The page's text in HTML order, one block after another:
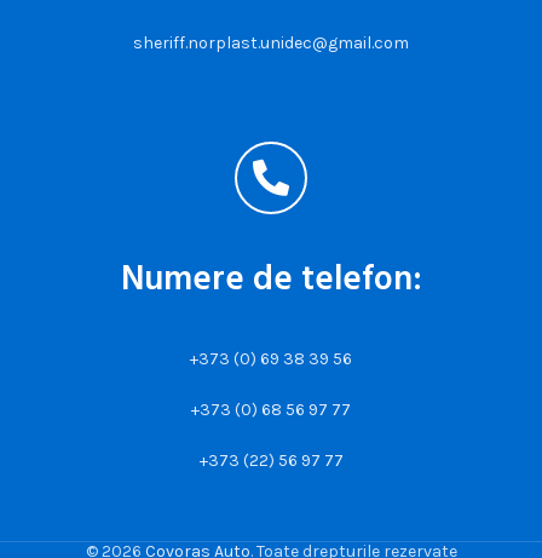
sheriff.norplast.unidec@gmail.com
Numere de telefon:
+373 (0) 69 38 39 56
+373 (0) 68 56 97 77
+373 (22) 56 97 77
© 2026 Covoras Auto. Toate drepturile rezervate